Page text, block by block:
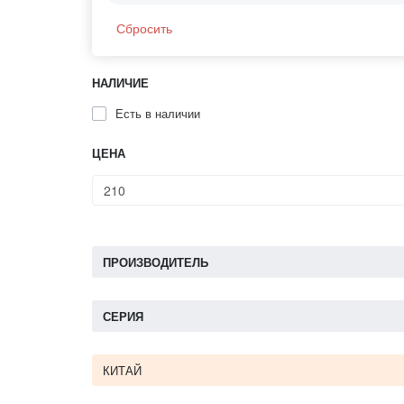
Сбросить
НАЛИЧИЕ
Есть в наличии
ЦЕНА
ПРОИЗВОДИТЕЛЬ
СЕРИЯ
КИТАЙ